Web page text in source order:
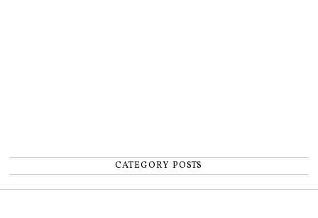
CATEGORY POSTS